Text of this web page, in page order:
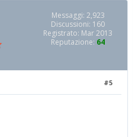
Messaggi: 2,923
Discussioni: 160
Registrato: Mar 2013
Reputazione: 64
#5